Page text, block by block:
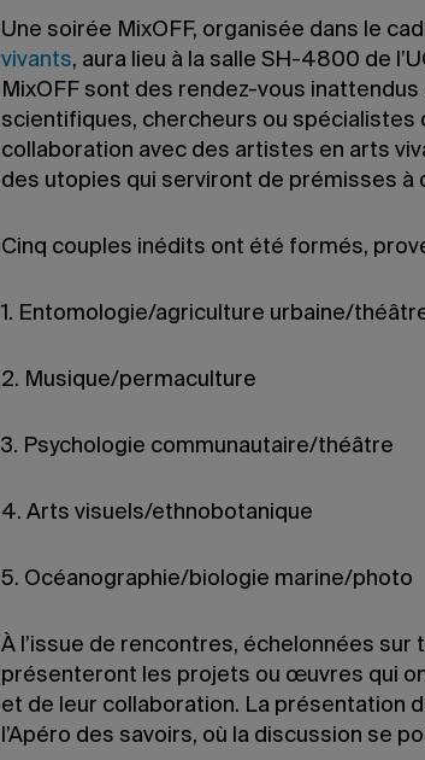
Une soirée MixOFF, organisée dans le
vivants, aura lieu à la salle SH-4800 de
MixOFF sont des rendez-vous
scientifiques, chercheurs ou spécialistes
collaboration avec des artistes en arts
des utopies qui serviront de prémisses à
Cinq couples inédits ont été formés,
1. Entomologie/agriculture urbaine/
2. Musique/permaculture
3. Psychologie communautaire/théâtre
4. Arts visuels/ethnobotanique
5. Océanographie/biologie marine/photo
À l’issue de rencontres, échelonnées sur
présenteront les projets ou œuvres qui
et de leur collaboration. La présentation
l’Apéro des savoirs, où la discussion se